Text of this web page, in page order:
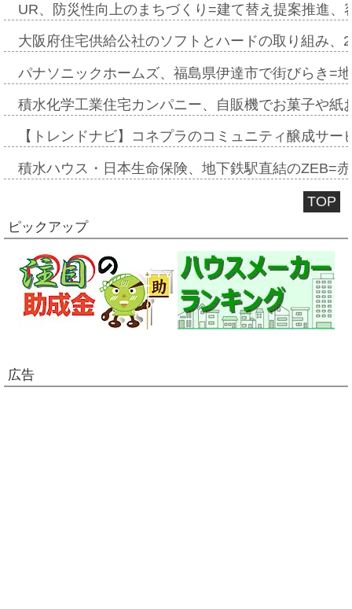
UR、防災性向上のまちづくり=建て替え提案推進
大阪府住宅供給公社のソフトとハードの取り組み
パナソニックホームズ、福島県伊達市で街びらき=
積水化学工業住宅カンパニー、自販機でお菓子や
【トレンドナビ】コネプラのコミュニティ醸成サ
積水ハウス・日本生命保険、地下鉄駅直結のZEB=
TOP
ピックアップ
広告